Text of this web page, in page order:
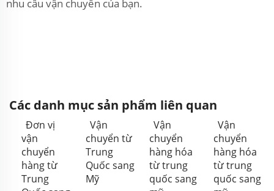
nhu cầu vận chuyển của bạn.
Các danh mục sản phẩm liên quan
Đơn vị
vận
chuyển
hàng từ
Trung
Vận
chuyển từ
Trung
Quốc sang
Mỹ
Vận
chuyển
hàng hóa
từ trung
quốc sang
Vận
chuyển
hàng hóa
từ trung
quốc sang